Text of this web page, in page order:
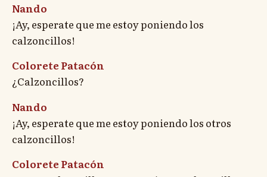
Nando
¡Ay, esperate que me estoy poniendo los
calzoncillos!
Colorete Patacón
¿Calzoncillos?
Nando
¡Ay, esperate que me estoy poniendo los otros
calzoncillos!
Colorete Patacón